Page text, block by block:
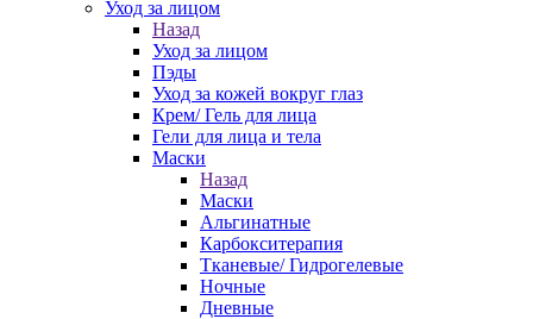
Уход за лицом
Назад
Уход за лицом
Пэды
Уход за кожей вокруг глаз
Крем/ Гель для лица
Гели для лица и тела
Маски
Назад
Маски
Альгинатные
Карбокситерапия
Тканевые/ Гидрогелевые
Ночные
Дневные